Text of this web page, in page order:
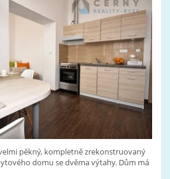
pěkný, kompletně zrekonstruovaný
domu se dvěma výtahy. Dům má